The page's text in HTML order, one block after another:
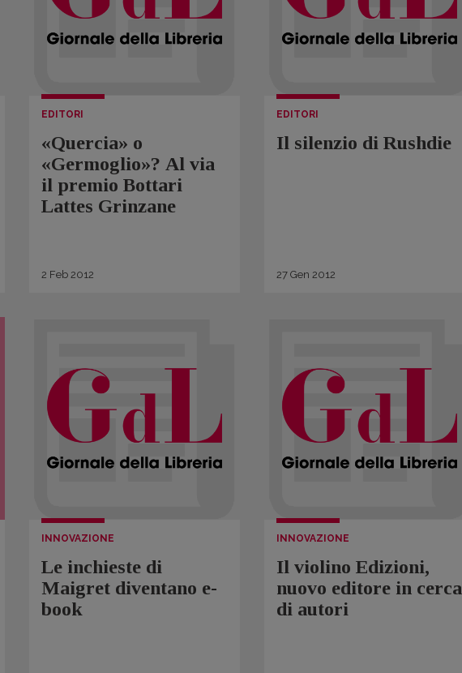
EDITORI
«Quercia» o
«Germoglio»? Al via
il premio Bottari
Lattes Grinzane
2 Feb2012
EDITORI
Il silenzio di Rushdie
27 Gen 2012
INNOVAZIONE
Le inchieste di
Maigret diventano e-
book
INNOVAZIONE
Il violino Edizioni,
nuovo editore in cerca
di autori